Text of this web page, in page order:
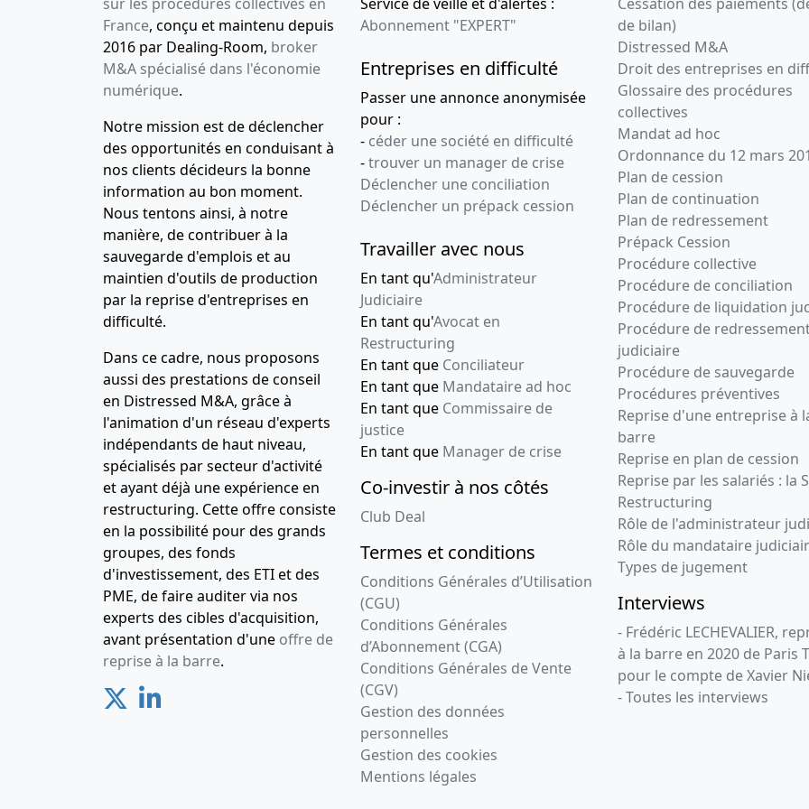
France, conçu et maintenu depuis
2016 par Dealing-Room, broker
M&A spécialisé dans l'économie
numérique.
Notre mission est de déclencher
des opportunités en conduisant à
nos clients décideurs la bonne
information au bon moment.
Nous tentons ainsi, à notre
manière, de contribuer à la
sauvegarde d'emplois et au
maintien d'outils de production
par la reprise d'entreprises en
difficulté.
Dans ce cadre, nous proposons
aussi des prestations de conseil
en Distressed M&A, grâce à
l'animation d'un réseau d'experts
indépendants de haut niveau,
spécialisés par secteur d'activité
et ayant déjà une expérience en
restructuring. Cette offre consiste
en la possibilité pour des grands
groupes, des fonds
d'investissement, des ETI et des
PME, de faire auditer via nos
experts des cibles d'acquisition,
avant présentation d'une offre de
reprise à la barre.
Abonnement "EXPERT"
Entreprises en difficulté
Passer une annonce anonymisée
pour :
- céder une société en difficulté
-trouver un manager de crise
Déclencher une conciliation
Déclencher un prépack cession
Travailler avec nous
En tant qu'Administrateur
Judiciaire
En tant qu'Avocat en
Restructuring
En tant que Conciliateur
En tant que Mandataire ad hoc
En tant que Commissaire de
justice
En tant que Manager de crise
Co-investir à nos côtés
Club Deal
Termes et conditions
Conditions Générales d’Utilisation
(CGU)
Conditions Générales
d’Abonnement (CGA)
Conditions Générales de Vente
(CGV)
Gestion des données
personnelles
Gestion des cookies
Mentions légales
de bilan)
Distressed M&A
Droit des entreprises en
Glossaire des procédures
collectives
Mandat ad hoc
Ordonnance du 12 mars
Plan de cession
Plan de continuation
Plan de redressement
Prépack Cession
Procédure collective
Procédure de conciliation
Procédure de liquidation
Procédure de
judiciaire
Procédure de sauvegarde
Procédures préventives
Reprise d'une entreprise à
barre
Reprise en plan de cession
Reprise par les salariés : la
Restructuring
Rôle de l'administrateur
Rôle du mandataire
Types de jugement
Interviews
- Frédéric LECHEVALIER,
à la barre en 2020 de Paris
pour le compte de Xavier
- Toutes les interviews